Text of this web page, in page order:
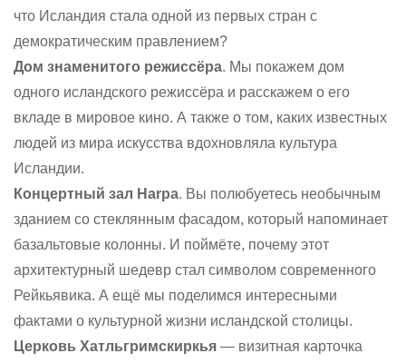
что Исландия стала одной из первых стран с
демократическим правлением?
Дом знаменитого режиссёра. Мы покажем дом
одного исландского режиссёра и расскажем о его
вкладе в мировое кино. А также о том, каких известных
людей из мира искусства вдохновляла культура
Исландии.
Концертный зал Harpa. Вы полюбуетесь необычным
зданием со стеклянным фасадом, который напоминает
базальтовые колонны. И поймёте, почему этот
архитектурный шедевр стал символом современного
Рейкьявика. А ещё мы поделимся интересными
фактами о культурной жизни исландской столицы.
Церковь Хатльгримскиркья — визитная карточка